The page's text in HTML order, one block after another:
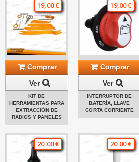
19,00 €
Comprar
Ver
KIT DE
HERRAMIENTAS PARA
EXTRACCIÓN DE
RADIOS Y PANELES
19,00 €
Comprar
Ver
INTERRUPTOR DE
BATERÍA, LLAVE
CORTA CORRIENTE
20,00 € 20,00 €